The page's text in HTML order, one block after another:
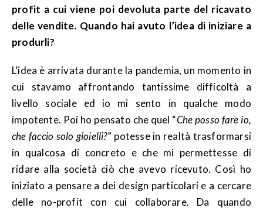
profit a cui viene poi devoluta parte del ricavato
delle vendite. Quando hai avuto l’idea di iniziare a
produrli?
L’idea è arrivata durante la pandemia, un momento in
cui stavamo affrontando tantissime difficoltà a
livello sociale ed io mi sento in qualche modo
impotente. Poi ho pensato che quel “Che posso fare io,
che faccio solo gioielli?” potesse in realtà trasformarsi
in qualcosa di concreto e che mi permettesse di
ridare alla società ciò che avevo ricevuto. Così ho
iniziato a pensare a dei design particolari e a cercare
delle no-profit con cui collaborare. Da quando